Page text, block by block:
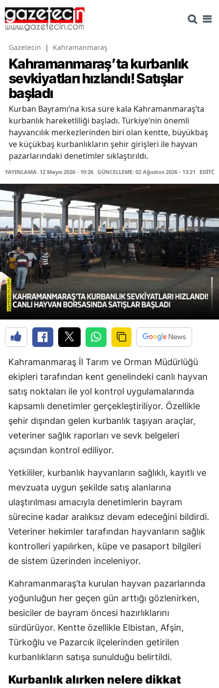
Gazetecin | Kahramanmaraş
Kahramanmaraş’ta kurbanlık
sevkiyatları hızlandı! Satışlar
başladı
Kurban Bayramı’na kısa süre kala Kahramanmaraş’ta
kurbanlık hareketliliği başladı. Türkiye’nin önemli
hayvancılık merkezlerinden biri olan kentte, büyükbaş
ve küçükbaş kurbanlıkların şehir girişleri ile hayvan
pazarlarındaki denetimler sıklaştırıldı.
YAYINLAMA: 12 Mayıs 2026 - 10:26 GÜNCELLEME: 02 Ağustos 2026 - 13:21
Kahramanmaraş İl Tarım ve Orman Müdürlüğü
ekipleri tarafından kent genelindeki canlı hayvan
satış noktaları ile yol kontrol uygulamalarında
kapsamlı denetimler gerçekleştiriliyor. Özellikle
şehir dışından gelen kurbanlık taşıyan araçlar,
veteriner sağlık raporları ve sevk belgeleri
açısından kontrol ediliyor.
Yetkililer, kurbanlık hayvanların sağlıklı, kayıtlı ve
mevzuata uygun şekilde satış alanlarına
ulaştırılması amacıyla denetimlerin bayram
sürecine kadar aralıksız devam edeceğini bildirdi.
Veteriner hekimler tarafından hayvanların sağlık
kontrolleri yapılırken, küpe ve pasaport bilgileri
de sistem üzerinden inceleniyor.
Kahramanmaraş’ta kurulan hayvan pazarlarında
yoğunluğun her geçen gün arttığı gözlenirken,
besiciler de bayram öncesi hazırlıklarını
sürdürüyor. Kentte özellikle Elbistan, Afşin,
Türkoğlu ve Pazarcık ilçelerinden getirilen
kurbanlıkların satışa sunulduğu belirtildi.
Kurbanlık alırken nelere dikkat